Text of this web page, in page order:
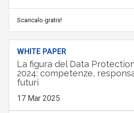
Scaricalo gratis!
WHITE PAPER
La figura del Data
2024: competenze,
futuri
17 Mar 2025